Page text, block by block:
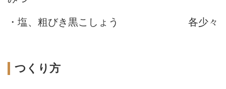
・塩、粗びき黒こしょう 各少々
つくり方